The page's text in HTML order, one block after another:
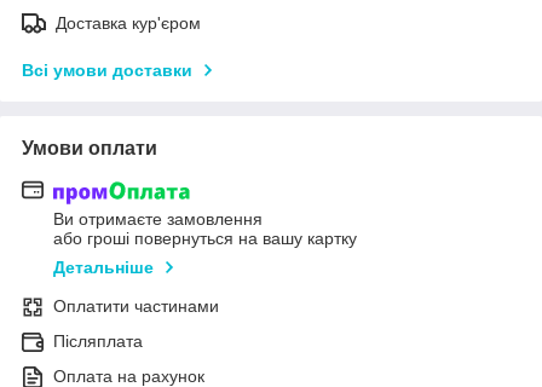
Доставка кур'єром
Всі умови доставки
Умови оплати
Ви отримаєте замовлення
або гроші повернуться на вашу картку
Детальніше
Оплатити частинами
Післяплата
Оплата на рахунок